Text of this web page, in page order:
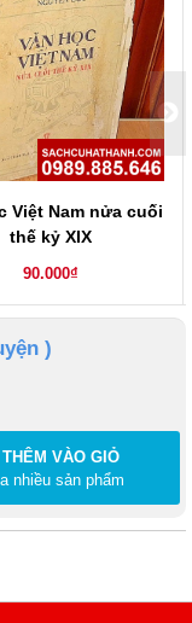
Việt Nam nửa cuối
thế kỷ XIX
90.000₫
)
THÊM VÀO GIỎ
nhiều sản phẩm